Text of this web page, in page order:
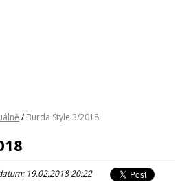
/ Burda Style 3/2018
19.02.2018 20:22